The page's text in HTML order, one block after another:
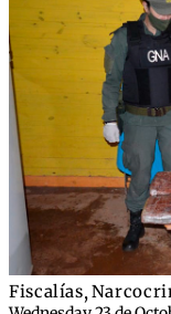
Fiscalías,